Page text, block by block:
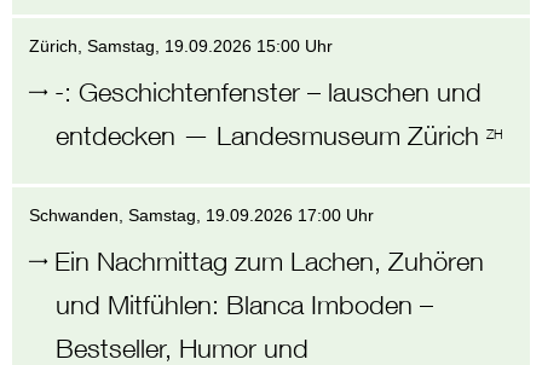
Zürich, Samstag, 19.09.2026 15:00 Uhr
-:Geschichtenfenster – lauschen und
entdecken — Landesmuseum Zürich ZH
Schwanden , Samstag, 19.09.2026 17:00 Uhr
Ein Nachmittag zum Lachen, Zuhören
und Mitfühlen: Blanca Imboden –
Bestseller, Humor und